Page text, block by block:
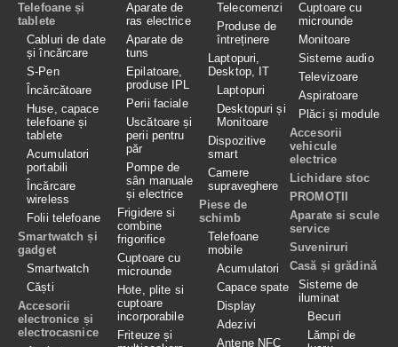
Telefoane și
tablete
Cabluri de date
și încărcare
S-Pen
Încărcătoare
Huse, capace
telefoane și
tablete
Acumulatori
portabili
Încărcare
wireless
Folii telefoane
Smartwatch și
gadget
Smartwatch
Căști
Accesorii
electronice și
electrocasnice
Aparate de
ras electrice
Aparate de
tuns
Epilatoare,
produse IPL
Perii faciale
Uscătoare și
perii pentru
păr
Pompe de
sân manuale
și electrice
Frigidere si
combine
frigorifice
Cuptoare cu
microunde
Hote, plite si
cuptoare
incorporabile
Friteuze și
Telecomenzi
Produse de
întreținere
Laptopuri,
Desktop, IT
Laptopuri
Desktopuri și
Monitoare
Dispozitive
smart
Camere
supraveghere
Piese de
schimb
Telefoane
mobile
Acumulatori
Capace spate
Display
Adezivi
Antene NFC
Cuptoare cu
microunde
Monitoare
Sisteme audio
Televizoare
Aspiratoare
Plăci și module
Accesorii
vehicule
electrice
Lichidare stoc
PROMOȚII
Aparate si scule
service
Suveniruri
Casă și grădină
Sisteme de
iluminat
Becuri
Lămpi de